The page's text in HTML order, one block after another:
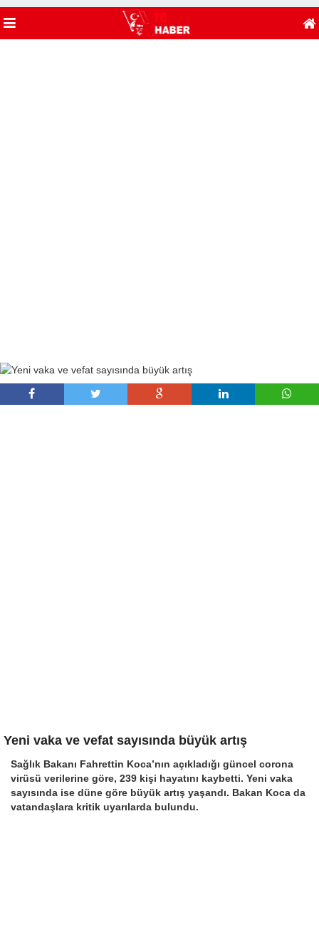
Yeni vaka ve vefat sayısında büyük artış
Sağlık Bakanı Fahrettin Koca’nın açıkladığı güncel corona
virüsü verilerine göre, 239 kişi hayatını kaybetti. Yeni vaka
sayısında ise düne göre büyük artış yaşandı. Bakan Koca da
vatandaşlara kritik uyarılarda bulundu.